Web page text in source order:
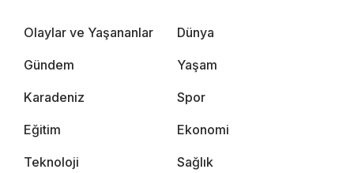
Olaylar ve Yaşananlar Dünya
Gündem Yaşam
Karadeniz Spor
Eğitim Ekonomi
Teknoloji Sağlık